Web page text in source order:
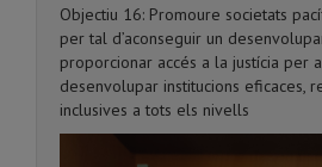
Objectiu 16: Promoure societats
per tal d’aconseguir un
proporcionar accés a la justícia per
desenvolupar institucions eficaces,
inclusives a tots els nivells